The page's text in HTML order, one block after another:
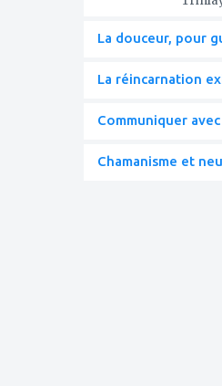
La douceur, pour
La réincarnation
Communiquer
Chamanisme et